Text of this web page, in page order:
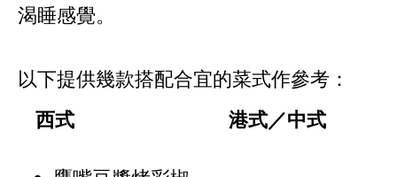
渴睡感覺。
以下提供幾款搭配合宜的菜式作參考：
西式
港式／中式